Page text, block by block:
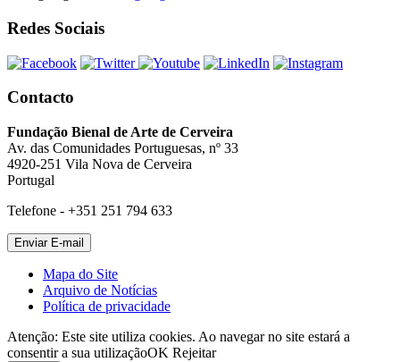
Redes Sociais
Contacto
Fundação Bienal de Arte de Cerveira
Av. das Comunidades Portuguesas, nº 33
4920-251 Vila Nova de Cerveira
Portugal
Telefone - +351 251 794 633
Mapa do Site
Arquivo de Notícias
Política de privacidade
Atenção: Este site utiliza cookies. Ao navegar no site estará a
consentir a sua utilizaçãoOK Rejeitar